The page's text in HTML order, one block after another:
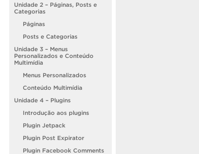
Unidade 2 – Páginas, Posts e
Categorias
Páginas
Posts e Categorias
Unidade 3 – Menus
Personalizados e Conteúdo
Multimídia
Menus Personalizados
Conteúdo Multimídia
Unidade 4 – Plugins
Introdução aos plugins
Plugin Jetpack
Plugin Post Expirator
Plugin Facebook Comments